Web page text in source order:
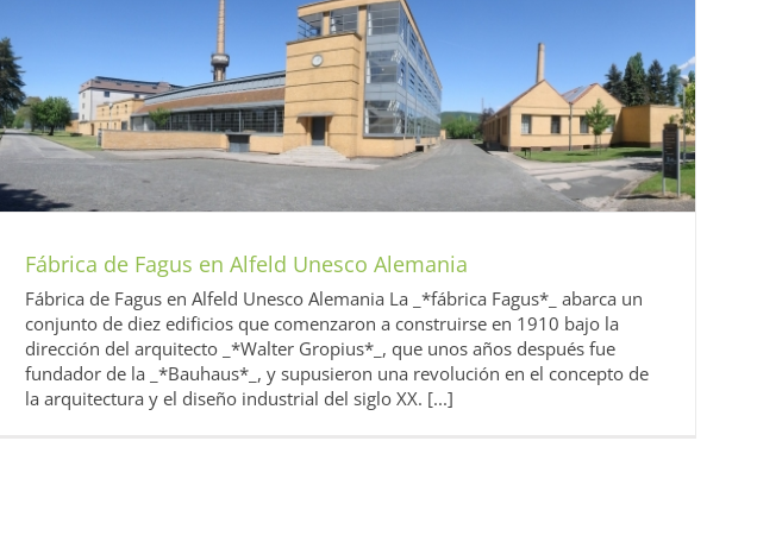
Fábrica de Fagus en Alfeld Unesco Alemania
Fábrica de Fagus en Alfeld Unesco Alemania La _*fábrica Fagus*_ abarca un
conjunto de diez edificios que comenzaron a construirse en 1910 bajo la
dirección del arquitecto _*Walter Gropius*_, que unos años después fue
fundador de la _*Bauhaus*_, y supusieron una revolución en el concepto de
la arquitectura y el diseño industrial del siglo XX. [...]